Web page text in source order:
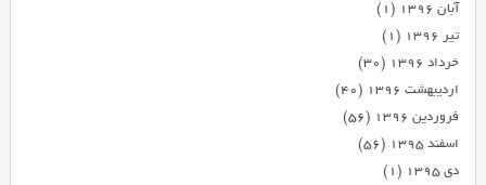
آبان ۱۳۹۶
(۱)
تیر ۱۳۹۶
(۱)
خرداد ۱۳۹۶
(۳۰)
اردیبهشت ۱۳۹۶
(۴۰)
فروردین ۱۳۹۶
(۵۶)
اسفند ۱۳۹۵
(۵۶)
دی ۱۳۹۵
(۱)